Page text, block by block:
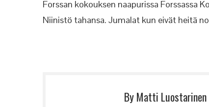
Forssan kokouksen naapurissa Forssassa
Niinistö tahansa. Jumalat kun eivät heitä
By Matti Luostarinen